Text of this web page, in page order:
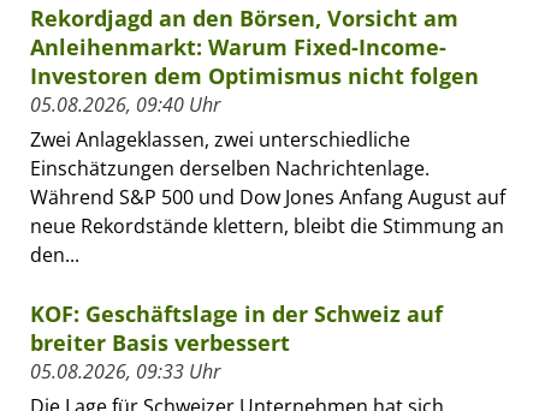
Rekordjagd an den Börsen, Vorsicht am
Anleihenmarkt: Warum Fixed-Income-
Investoren dem Optimismus nicht folgen
05.08.2026, 09:40 Uhr
Zwei Anlageklassen, zwei unterschiedliche
Einschätzungen derselben Nachrichtenlage.
Während S&P 500 und Dow Jones Anfang August auf
neue Rekordstände klettern, bleibt die Stimmung an
den...
KOF: Geschäftslage in der Schweiz auf
breiter Basis verbessert
05.08.2026, 09:33 Uhr